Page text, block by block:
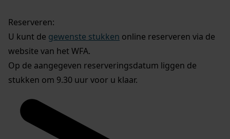
Reserveren:
U kunt de gewenste stukken online reserveren via de
website van het WFA.
Op de aangegeven reserveringsdatum liggen de
stukken om 9.30 uur voor u klaar.